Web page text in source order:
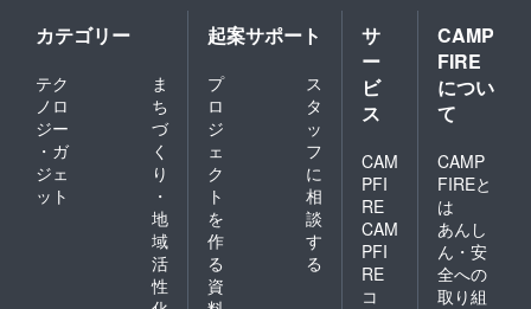
カテゴリー
テク
ノロ
ジー
・ガ
ジェ
ット
ま
ち
づ
く
り
・
地
域
活
性
起案サポート
プ
ロ
ジ
ェ
ク
ト
を
作
る
ス
タ
ッ
フ
に
相
談
す
る
資
サ
ー
ビ
ス
CAM
PFI
RE
CAM
PFI
RE
コ
CAMP
FIRE
につい
て
CAMP
FIREと
は
あんし
ん・安
全への
取り組